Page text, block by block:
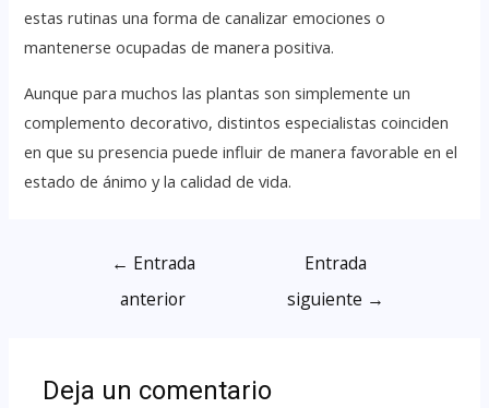
estas rutinas una forma de canalizar emociones o
mantenerse ocupadas de manera positiva.
Aunque para muchos las plantas son simplemente un
complemento decorativo, distintos especialistas coinciden
en que su presencia puede influir de manera favorable en el
estado de ánimo y la calidad de vida.
← Entrada
anterior
Entrada
siguiente →
Deja un comentario